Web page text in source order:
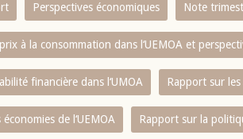
Perspectives économiques Note
à la consommation dans l‘UEMOA et
financière dans l‘UMOA Rapport sur les
de l‘UEMOA Rapport sur la